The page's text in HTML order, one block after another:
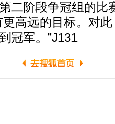
二阶段争冠组的比
高远的目标。对
冠军。”J131